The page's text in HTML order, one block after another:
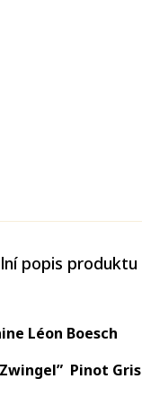
popis produktu
Léon Boesch
Zwingel” Pinot Gris